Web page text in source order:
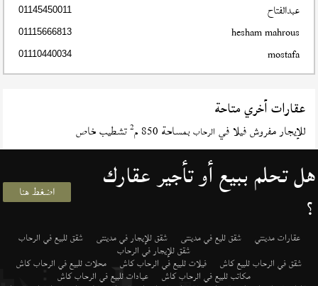
عبدالفتاح 01145450011
hesham mahrous
01115666813
mostafa
01110440034
عقارات أخري متاحة
للإيجار مفروش فيلا في الرحاب بمساحة 850 م 2تشطيب خاص
هل تحلم ببيع أو تأجير عقارك
؟ اضغط هنا
عقارات مدينتي شقق لليع في مدينتى شقق للإيجار في مدينتى شقق للبيع في الرحاب
شقق للإيجار في الرحاب
شقق في الرحاب للبيع كاش فيلات للبيع في الرحاب كاش محلات للبيع في الرحاب كاش
مكاتب للبيع في الرحاب كاش عيادات للبيع في الرحاب كاش